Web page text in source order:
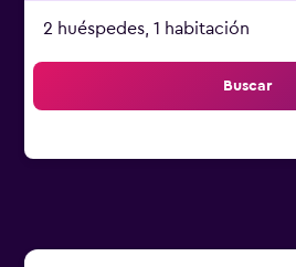
2 huéspedes, 1 habitación
Buscar